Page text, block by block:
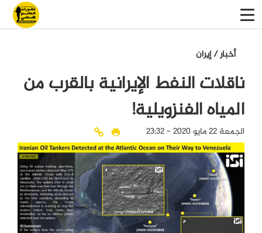
أخبار/إيران
ناقلات النفط الإيرانية بالقرب من
المياه الفنزويلية!
الجمعة 22 مايو 2020 - 23:32